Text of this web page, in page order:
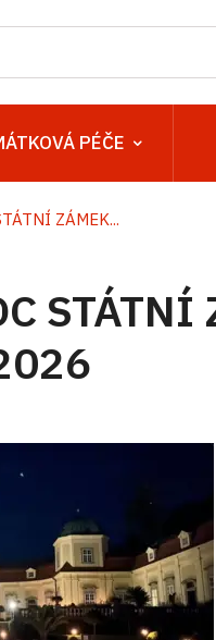
PÉČE
ZÁMEK...
STÁTNÍ